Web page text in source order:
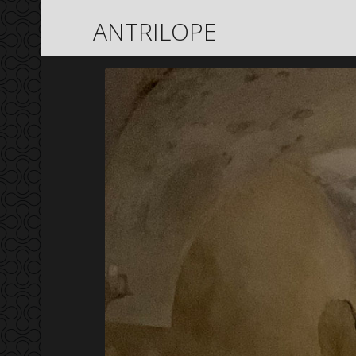
ANTRILOPE